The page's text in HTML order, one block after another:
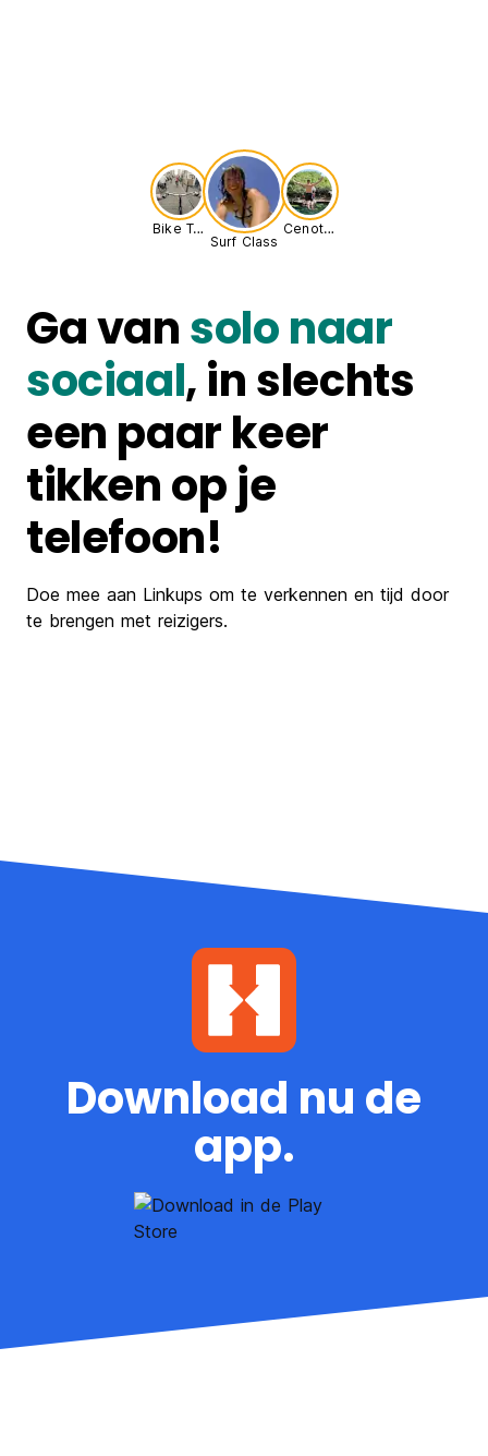
Bike Tour
Surf Class
Cenote Adventure
Ga vansolo naar
sociaal, in slechts
een paar keer
tikken op je
telefoon!
Doe mee aan Linkups om te verkennen en tijd door
te brengen met reizigers.
Download nu de
app.